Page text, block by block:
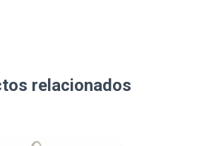
relacionados